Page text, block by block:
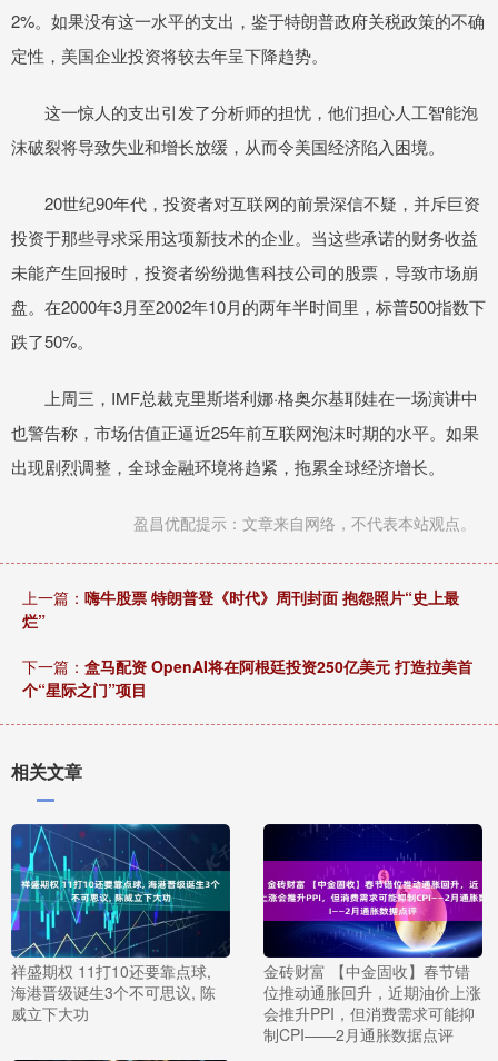
2%。如果没有这一水平的支出，鉴于特朗普政府关税政策的不确
定性，美国企业投资将较去年呈下降趋势。
这一惊人的支出引发了分析师的担忧，他们担心人工智能泡
沫破裂将导致失业和增长放缓，从而令美国经济陷入困境。
20世纪90年代，投资者对互联网的前景深信不疑，并斥巨资
投资于那些寻求采用这项新技术的企业。当这些承诺的财务收益
未能产生回报时，投资者纷纷抛售科技公司的股票，导致市场崩
盘。在2000年3月至2002年10月的两年半时间里，标普500指数下
跌了50%。
上周三，IMF总裁克里斯塔利娜·格奥尔基耶娃在一场演讲中
也警告称，市场估值正逼近25年前互联网泡沫时期的水平。如果
出现剧烈调整，全球金融环境将趋紧，拖累全球经济增长。
盈昌优配提示：文章来自网络，不代表本站观点。
上一篇： 嗨牛股票 特朗普登《时代》周刊封面 抱怨照片“史上最
烂”
下一篇： 盒马配资 OpenAI将在阿根廷投资250亿美元 打造拉美首
个“星际之门”项目
相关文章
祥盛期权 11打10还要靠点球,
海港晋级诞生3个不可思议, 陈
威立下大功
金砖财富 【中金固收】春节错
位推动通胀回升，近期油价上涨
会推升PPI，但消费需求可能抑
制CPI——2月通胀数据点评